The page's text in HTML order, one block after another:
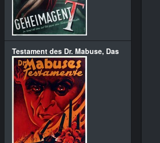
Testament des Dr. Mabuse, Das